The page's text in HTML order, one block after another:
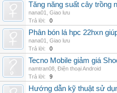
Tăng năng suất cây trồng
nana01
Giao lưu
Trả lời:
0
Phân bón lá hpc 22hxn
nana01
Giao lưu
Trả lời:
0
Tecno Mobile giảm giá
namtran08 Điện thoại Android
Trả lời:
9
Hướng dẫn kỹ thuật sử